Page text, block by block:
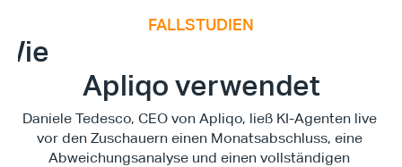
FALLSTUDIEN
E
Apliqo verwendet
Daniele Tedesco, CEO von Apliqo, ließ KI-Agenten live
vor den Zuschauern einen Monatsabschluss, eine
Abweichungsanalyse und einen vollständigen